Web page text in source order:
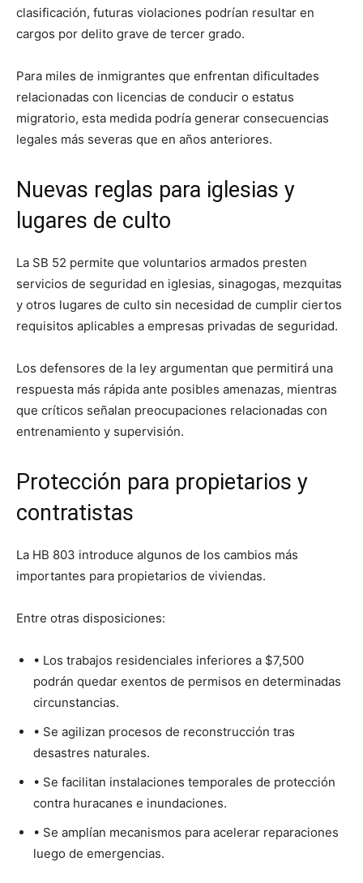
clasificación, futuras violaciones podrían resultar en
cargos por delito grave de tercer grado.
Para miles de inmigrantes que enfrentan dificultades
relacionadas con licencias de conducir o estatus
migratorio, esta medida podría generar consecuencias
legales más severas que en años anteriores.
Nuevas reglas para iglesias y
lugares de culto
La SB 52 permite que voluntarios armados presten
servicios de seguridad en iglesias, sinagogas, mezquitas
y otros lugares de culto sin necesidad de cumplir ciertos
requisitos aplicables a empresas privadas de seguridad.
Los defensores de la ley argumentan que permitirá una
respuesta más rápida ante posibles amenazas, mientras
que críticos señalan preocupaciones relacionadas con
entrenamiento y supervisión.
Protección para propietarios y
contratistas
La HB 803 introduce algunos de los cambios más
importantes para propietarios de viviendas.
Entre otras disposiciones:
• Los trabajos residenciales inferiores a $7,500
podrán quedar exentos de permisos en determinadas
circunstancias.
• Se agilizan procesos de reconstrucción tras
desastres naturales.
• Se facilitan instalaciones temporales de protección
contra huracanes e inundaciones.
• Se amplían mecanismos para acelerar reparaciones
luego de emergencias.